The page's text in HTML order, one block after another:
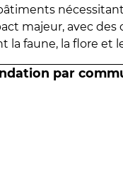
majeur, avec
la faune, la flore et
par